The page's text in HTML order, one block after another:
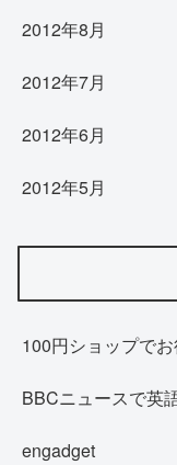
2012年8月
2012年7月
2012年6月
2012年5月
100円ショップで
BBCニュースで英
engadget